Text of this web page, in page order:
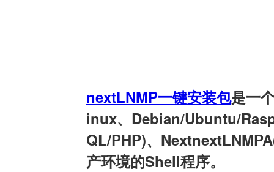
nextLNMP一键安装包是一
inux、Debian/Ubuntu/
QL/PHP)、
产环境的Shell程序。